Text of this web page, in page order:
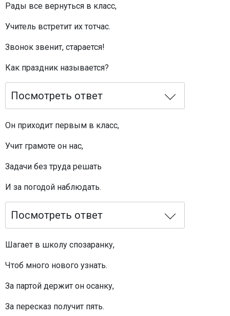
Рады все вернуться в класс,
Учитель встретит их тотчас.
Звонок звенит, старается!
Как праздник называется?
Посмотреть ответ
Он приходит первым в класс,
Учит грамоте он нас,
Задачи без труда решать
И за погодой наблюдать.
Посмотреть ответ
Шагает в школу спозаранку,
Чтоб много нового узнать.
За партой держит он осанку,
За пересказ получит пять.